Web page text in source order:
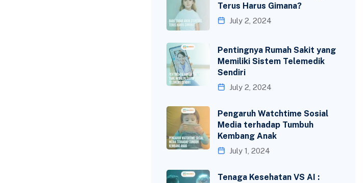
Terus Harus Gimana?
July 2, 2024
Pentingnya Rumah Sakit yang
Memiliki Sistem Telemedik
Sendiri
July 2, 2024
Pengaruh Watchtime Sosial
Media terhadap Tumbuh
Kembang Anak
July 1, 2024
Tenaga Kesehatan VS AI :